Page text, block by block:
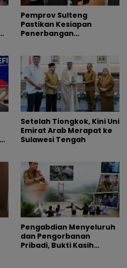
Pemprov Sulteng
Pastikan Kesiapan
Penerbangan
Setelah Tiongkok, Kini Uni
Emirat Arab Merapat ke
Sulawesi Tengah
Pengabdian Menyeluruh
dan Pengorbanan
Pribadi, Bukti Kasih